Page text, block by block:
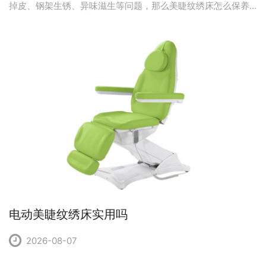
掉皮、钢架生锈、异味滋生等问题，那么美睫纹绣床怎么保养
电动美睫纹绣床实用吗
2026-08-07